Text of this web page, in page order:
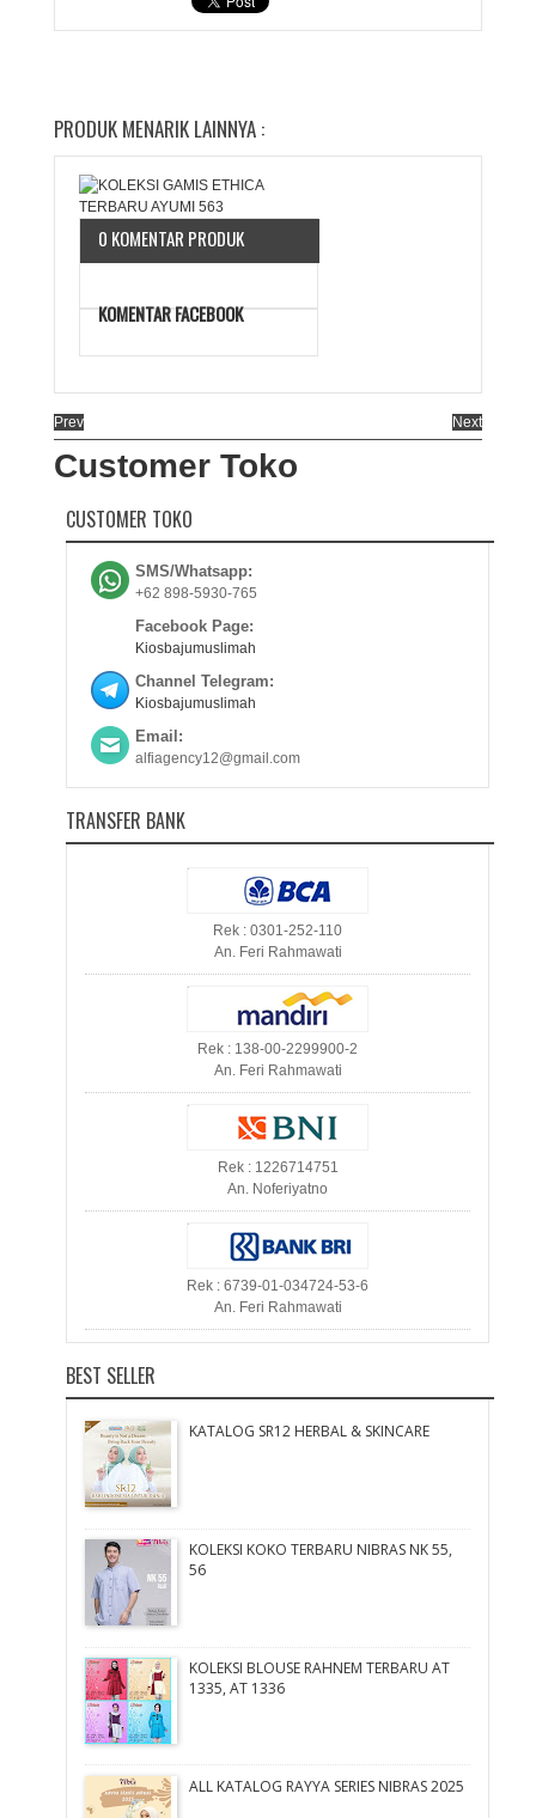
PRODUK MENARIK LAINNYA :
0 KOMENTAR PRODUK
KOMENTAR FACEBOOK
Prev Next
Customer Toko
CUSTOMER TOKO
SMS/Whatsapp:
+62 898-5930-765
Facebook Page:
Kiosbajumuslimah
Channel Telegram:
Kiosbajumuslimah
Email:
alfiagency12@gmail.com
TRANSFER BANK
Rek : 0301-252-110
An. Feri Rahmawati
Rek : 138-00-2299900-2
An. Feri Rahmawati
Rek : 1226714751
An. Noferiyatno
Rek : 6739-01-034724-53-6
An. Feri Rahmawati
BEST SELLER
KATALOG SR12 HERBAL & SKINCARE
KOLEKSI KOKO TERBARU NIBRAS NK 55,
56
KOLEKSI BLOUSE RAHNEM TERBARU AT
1335, AT 1336
ALL KATALOG RAYYA SERIES NIBRAS 2025